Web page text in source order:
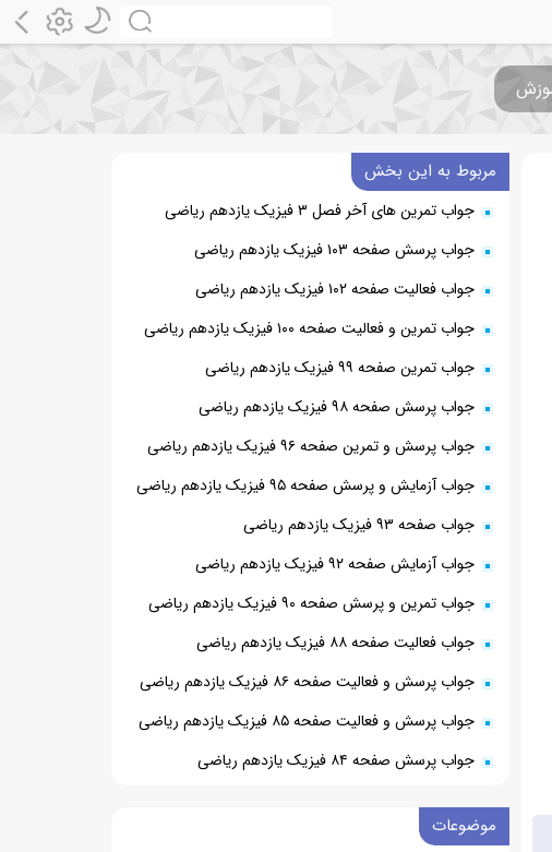
مربوط به این بخش
جواب تمرین های آخر فصل ۳ فیزیک یازدهم ریاضی
جواب پرسش صفحه ۱۰۳ فیزیک یازدهم ریاضی
جواب فعالیت صفحه ۱۰۲ فیزیک یازدهم ریاضی
جواب تمرین و فعالیت صفحه ۱۰۰ فیزیک یازدهم ریاضی
جواب تمرین صفحه ۹۹ فیزیک یازدهم ریاضی
جواب پرسش صفحه ۹۸ فیزیک یازدهم ریاضی
جواب پرسش و تمرین صفحه ۹۶ فیزیک یازدهم ریاضی
جواب آزمایش و پرسش صفحه ۹۵ فیزیک یازدهم ریاضی
جواب صفحه ۹۳ فیزیک یازدهم ریاضی
جواب آزمایش صفحه ۹۲ فیزیک یازدهم ریاضی
جواب تمرین و پرسش صفحه ۹۰ فیزیک یازدهم ریاضی
جواب فعالیت صفحه ۸۸ فیزیک یازدهم ریاضی
جواب پرسش و فعالیت صفحه ۸۶ فیزیک یازدهم ریاضی
جواب پرسش و فعالیت صفحه ۸۵ فیزیک یازدهم ریاضی
جواب پرسش صفحه ۸۴ فیزیک یازدهم ریاضی
موضوعات